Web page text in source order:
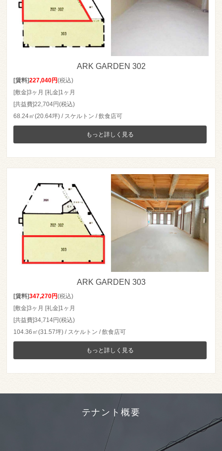
ARK GARDEN 302
[賃料]227,040円(税込)
[敷金]3ヶ月 [礼金]1ヶ月
[共益費]22,704円(税込)
68.24㎡(20.64坪) / スケルトン / 飲食店可
もっと詳しく見る
ARK GARDEN 303
[賃料]347,270円(税込)
[敷金]3ヶ月 [礼金]1ヶ月
[共益費]34,714円(税込)
104.36㎡(31.57坪) / スケルトン / 飲食店可
もっと詳しく見る
テナント概要